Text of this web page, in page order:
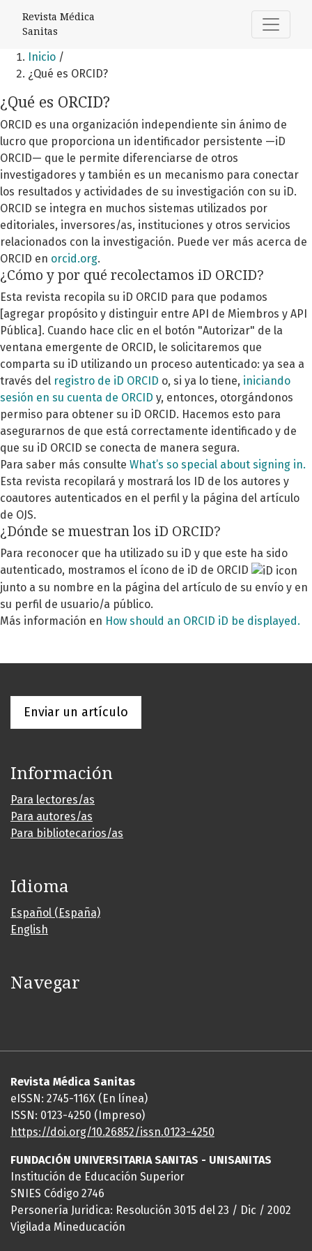
Revista Médica
Sanitas
Inicio /
¿Qué es ORCID?
¿Qué es ORCID?
ORCID es una organización independiente sin ánimo de
lucro que proporciona un identificador persistente —iD
ORCID— que le permite diferenciarse de otros
investigadores y también es un mecanismo para conectar
los resultados y actividades de su investigación con su iD.
ORCID se integra en muchos sistemas utilizados por
editoriales, inversores/as, instituciones y otros servicios
relacionados con la investigación. Puede ver más acerca de
ORCID en orcid.org.
¿Cómo y por qué recolectamos iD ORCID?
Esta revista recopila su iD ORCID para que podamos
[agregar propósito y distinguir entre API de Miembros y API
Pública]. Cuando hace clic en el botón "Autorizar" de la
ventana emergente de ORCID, le solicitaremos que
comparta su iD utilizando un proceso autenticado: ya sea a
través del registro de iD ORCID o, si ya lo tiene, iniciando
sesión en su cuenta de ORCID y, entonces, otorgándonos
permiso para obtener su iD ORCID. Hacemos esto para
asegurarnos de que está correctamente identificado y de
que su iD ORCID se conecta de manera segura.
Para saber más consulte What’s so special about signing in.
Esta revista recopilará y mostrará los ID de los autores y
coautores autenticados en el perfil y la página del artículo
de OJS.
¿Dónde se muestran los iD ORCID?
Para reconocer que ha utilizado su iD y que este ha sido
autenticado, mostramos el ícono de iD de ORCID
junto a su nombre en la página del artículo de su envío y en
su perfil de usuario/a público.
Más información en How should an ORCID iD be displayed.
Enviar un artículo
Información
Para lectores/as
Para autores/as
Para bibliotecarios/as
Idioma
Español (España)
English
Navegar
Revista Médica Sanitas
eISSN: 2745-116X (En línea)
ISSN: 0123-4250 (Impreso)
https://doi.org/10.26852/issn.0123-4250
FUNDACIÓN UNIVERSITARIA SANITAS - UNISANITAS
Institución de Educación Superior
SNIES Código 2746
Personería Juridica: Resolución 3015 del 23 / Dic / 2002
Vigilada Mineducación